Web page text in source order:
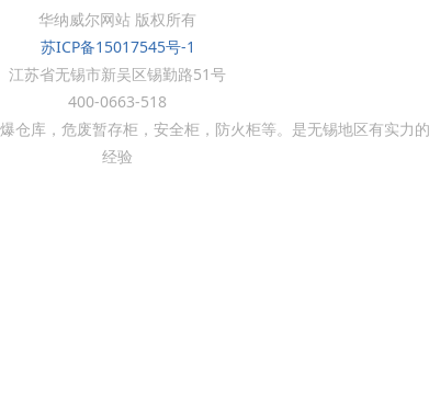
华纳威尔网站 版权所有
苏ICP备15017545号-1
江苏省无锡市新吴区锡勤路51号
400-0663-518
库，危废暂存柜，安全柜，防火柜等。是无锡地区有实力
经验